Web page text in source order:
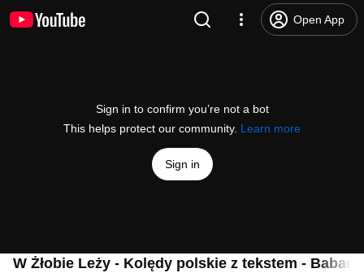
Open App
Sign in to confirm you’re not a bot
This helps protect our community. Learn more
Sign in
W Żłobie Leży - Kolędy polskie z tekstem -